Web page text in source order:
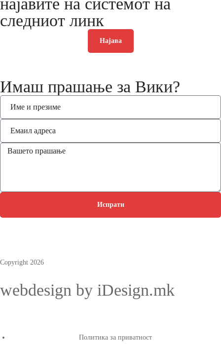
најавите на системот на
следниот линк
Најава
Имаш прашање за Вики?
Испрати
Copyright 2026
webdesign by iDesign.mk
Политика за приватност